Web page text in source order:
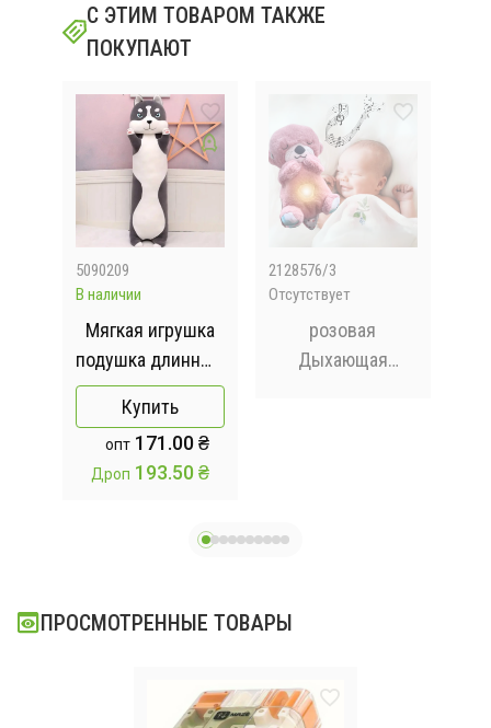
С ЭТИМ ТОВАРОМ ТАКЖЕ
ПОКУПАЮТ
5090209
В наличии
Мягкая игрушка
подушка длинный
Хаски антистресс
подушка 50 см
Серый
Купить
опт171.00 ₴
Дроп 193.50 ₴
2128576/3
Отсутствует
розовая
Дыхающая
ПРОСМОТРЕННЫЕ ТОВАРЫ